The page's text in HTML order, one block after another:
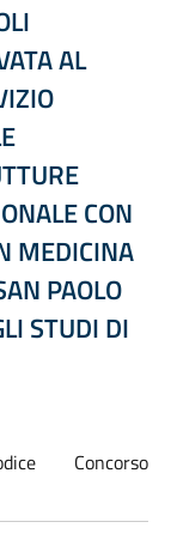
AL
CON
MEDICINA
PAOLO
STUDI DI
Concorso